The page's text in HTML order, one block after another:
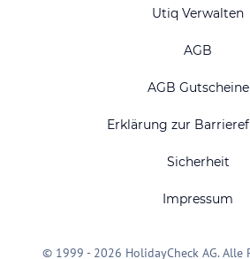
Utiq Verwalten
AGB
AGB Gutscheine
Erklärung zur
Sicherheit
Impressum
© 1999 - 2026 HolidayCheck AG. Alle